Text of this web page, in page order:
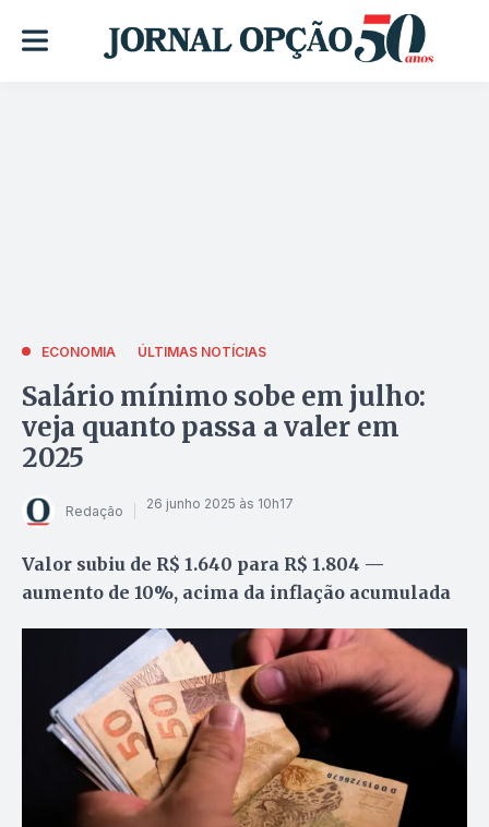
ECONOMIA ÚLTIMAS NOTÍCIAS
Salário mínimo sobe em julho:
veja quanto passa a valer em
2025
Redação 26 junho 2025 às 10h17
Valor subiu de R$ 1.640 para R$ 1.804 —
aumento de 10%, acima da inflação acumulada